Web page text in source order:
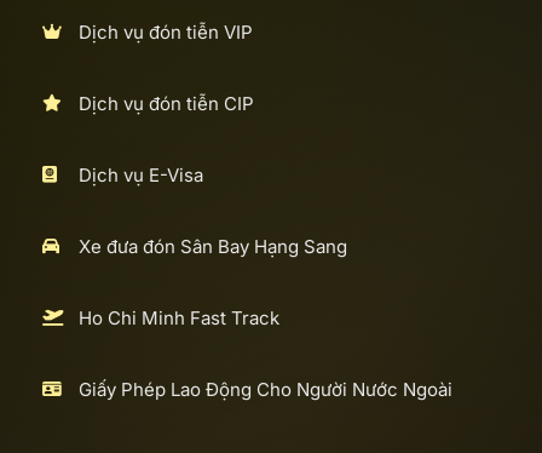
Dịch vụ đón tiễn VIP
Dịch vụ đón tiễn CIP
Dịch vụ E-Visa
Xe đưa đón Sân Bay Hạng Sang
Ho Chi Minh Fast Track
Giấy Phép Lao Động Cho Người Nước Ngoài